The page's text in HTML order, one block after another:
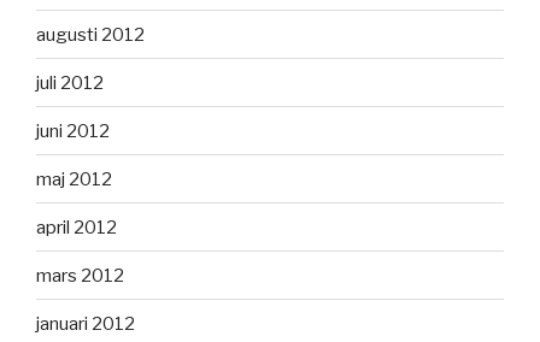
augusti 2012
juli 2012
juni 2012
maj 2012
april 2012
mars 2012
januari 2012